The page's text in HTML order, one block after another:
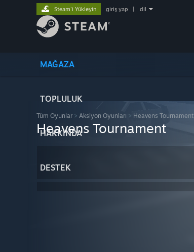
MAĞAZA
TOPLULUK
HAKKINDA
DESTEK
Steam'i Yükleyin giriş yap dil
Tüm Oyunlar > Aksiyon Oyunları > Heavens Tournament
Heavens Tournament